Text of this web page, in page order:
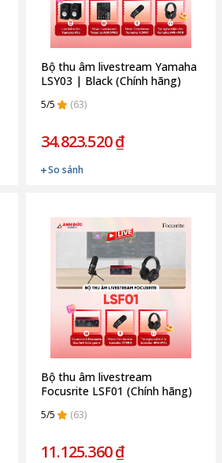
Bộ thu âm livestream Yamaha
LSY03 | Black (Chính hãng)
5/5 (63)
34.823.520 ₫
So sánh
Bộ thu âm livestream
Focusrite LSF01 (Chính hãng)
5/5 (63)
11.125.360 ₫